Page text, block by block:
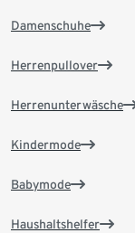
Damenschuhe
Herrenpullover
Herrenunterwäsche
Kindermode
Babymode
Haushaltshelfer